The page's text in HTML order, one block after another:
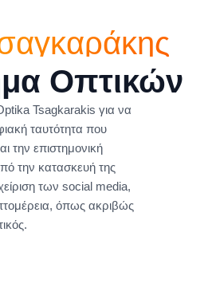
Οπτικών
Tsagkarakis για να
ταυτότητα που
την επιστημονική
την κατασκευή της
των social media,
όπως ακριβώς